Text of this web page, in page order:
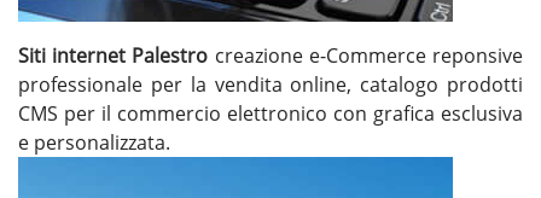
Siti internet Palestro creazione e-Commerce reponsive
professionale per la vendita online, catalogo prodotti
CMS per il commercio elettronico con grafica esclusiva
e personalizzata.